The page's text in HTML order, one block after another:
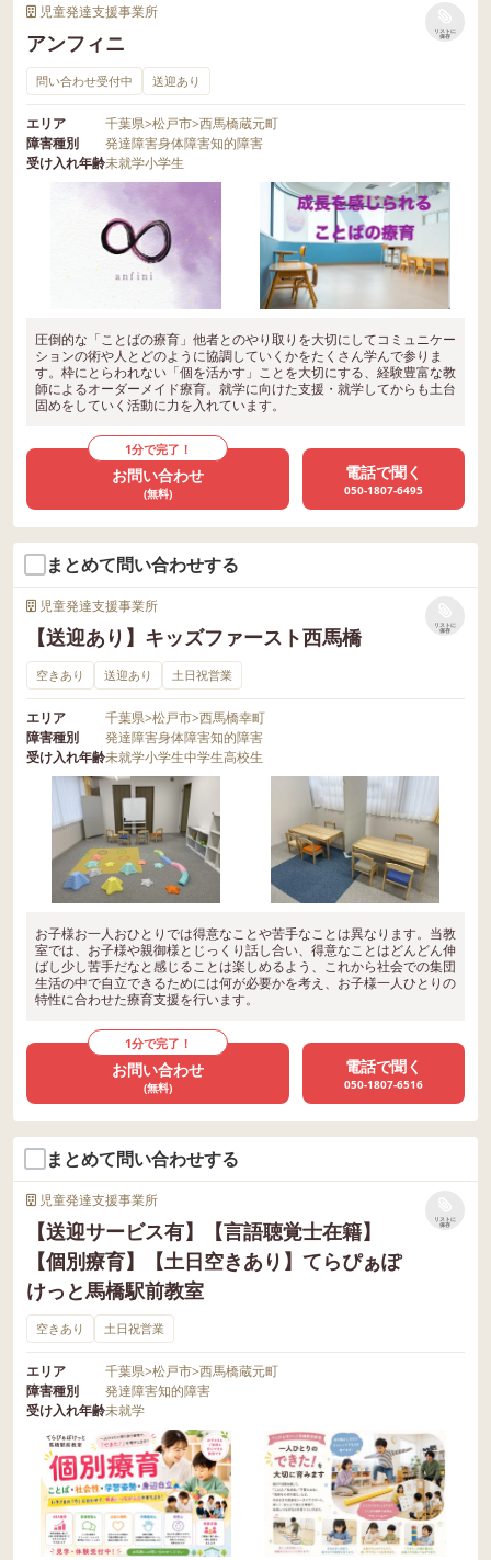
児童発達支援事業所
アンフィニ
リストに
保存
問い合わせ受付中 送迎あり
エリア 千葉県>松戸市>西馬橋蔵元町
障害種別
発達障害身体障害知的障害
受け入れ年齢未就学小学生
圧倒的な「ことばの療育」他者とのやり取りを大切にしてコミュニケー
ションの術や人とどのように協調していくかをたくさん学んで参りま
す。枠にとらわれない「個を活かす」ことを大切にする、経験豊富な教
師によるオーダーメイド療育。就学に向けた支援・就学してからも土台
固めをしていく活動に力を入れています。
1分で完了！
お問い合わせ
(無料)
電話で聞く
050-1807-6495
まとめて問い合わせする
児童発達支援事業所
【送迎あり】キッズファースト西馬橋
リストに
保存
空きあり 送迎あり 土日祝営業
エリア 千葉県>松戸市>西馬橋幸町
障害種別
発達障害身体障害知的障害
受け入れ年齢未就学小学生中学生高校生
お子様お一人おひとりでは得意なことや苦手なことは異なります。当教
室では、お子様や親御様とじっくり話し合い、得意なことはどんどん伸
ばし少し苦手だなと感じることは楽しめるよう、これから社会での集団
生活の中で自立できるためには何が必要かを考え、お子様一人ひとりの
特性に合わせた療育支援を行います。
1分で完了！
お問い合わせ
(無料)
電話で聞く
050-1807-6516
まとめて問い合わせする
児童発達支援事業所
【送迎サービス有】【言語聴覚士在籍】
【個別療育】【土日空きあり】てらぴぁぽ
けっと馬橋駅前教室
リストに
保存
空きあり 土日祝営業
エリア 千葉県>松戸市>西馬橋蔵元町
障害種別
発達障害知的障害
受け入れ年齢未就学